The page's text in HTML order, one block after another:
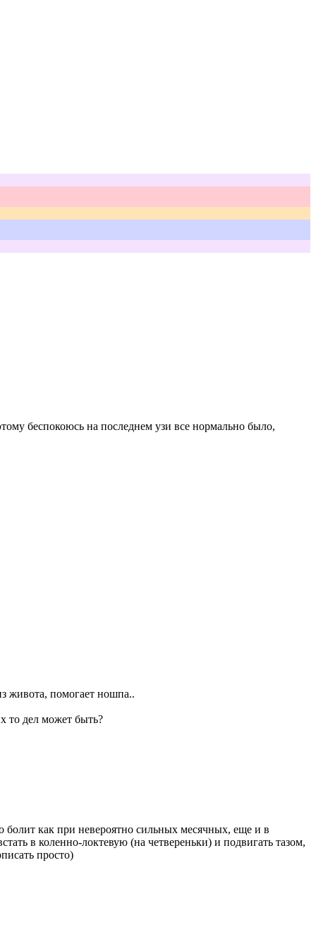
беспокоюсь на последнем узи все нормально было,
живота, помогает ношпа..
то дел может быть?
болит как при невероятно сильных месячных, еще и в
в коленно-локтевую (на четвереньки) и подвигать тазом,
просто)